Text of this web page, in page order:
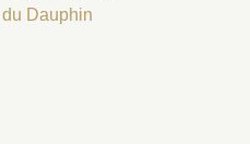
Dauphin